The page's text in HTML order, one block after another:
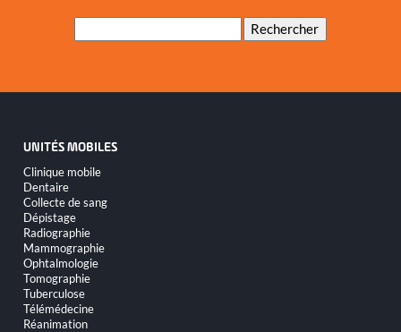
Mots-
Rechercher
UNITÉS MOBILES
Aller
au
contenu
Clinique mobile
Dentaire
Collecte de sang
Dépistage
Radiographie
Mammographie
Ophtalmologie
Tomographie
Tuberculose
Télémédecine
Réanimation